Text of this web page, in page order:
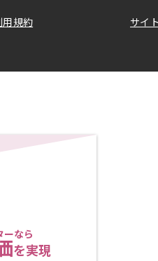
用規約 サイ
ーなら
を実現